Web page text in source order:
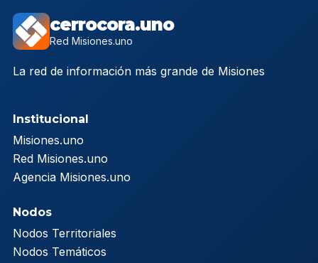
cerrocora.uno
Red Misiones.uno
La red de información más grande de Misiones
Institucional
Misiones.uno
Red Misiones.uno
Agencia Misiones.uno
Nodos
Nodos Territoriales
Nodos Temáticos